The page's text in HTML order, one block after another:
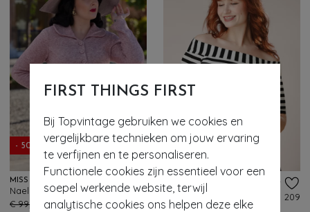
FIRST THINGS FIRST
Bij Topvintage gebruiken we cookies en
vergelijkbare technieken om jouw ervaring
te verfijnen en te personaliseren.
Functionele cookies zijn essentieel voor een
soepel werkende website, terwijl
analytische cookies ons helpen deze elke
- 50%
MISS CANDYFLOSS
Naelle Pia gebreide blazer in roze
€ 99,95
€ 49,95
- 50%
EXCLUSIEF
TOPVINTAGE BOUTIQUE COLLECTION
€ 39,95 € 19,95
209